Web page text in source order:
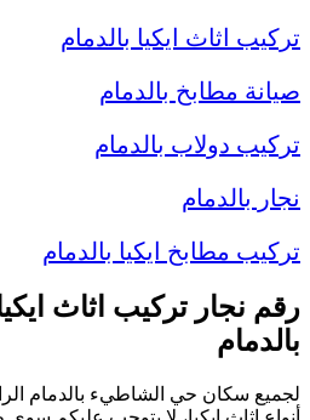
تركيب اثاث ايكيا بالدمام
صيانة مطابخ بالدمام
تركيب دولاب بالدمام
نجار بالدمام
تركيب مطابخ ايكيا بالدمام
رقم نجار تركيب اثاث
بالدمام
لجميع سكان حي الشاطيء بالدمام